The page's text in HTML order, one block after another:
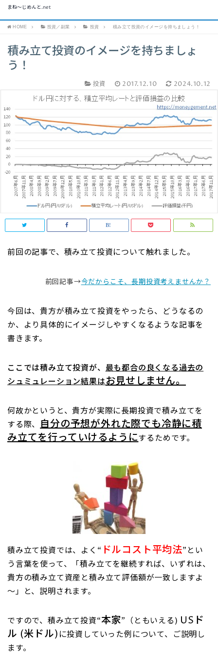
まね～じめんと.net
HOME 投資／副業 投資 積み立て投資のイメージを持ちましょう！
積み立て投資のイメージを持ちましょ
う！
投資 2017.12.10 2024.10.12
前回の記事で、積み立て投資について触れました。
前回記事→今だからこそ、長期投資考えませんか？
今回は、貴方が積み立て投資をやったら、どうなるの
か、より具体的にイメージしやすくなるような記事を
書きます。
ここでは積み立て投資が、 最も都合の良くなる過去の
シュミュレーション結果はお見せしません。
何故かというと、貴方が実際に長期投資で積み立てを
する際、 自分の予想が外れた際でも冷静に積
み立てを行っていけるようにするためです。
積み立て投資では、よく“ ドルコスト平均法”とい
う言葉を使って、「積み立てを継続すれば、いずれは、
貴方の積み立て資産と積み立て評価額が一致しますよ
～」と、説明されます。
ですので、積み立て投資“本家”（ともいえる) USド
ル (米ドル) に投資していった例について、ご説明し
ます。